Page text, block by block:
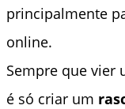
principalmente
online.
Sempre que vier
é só criar um